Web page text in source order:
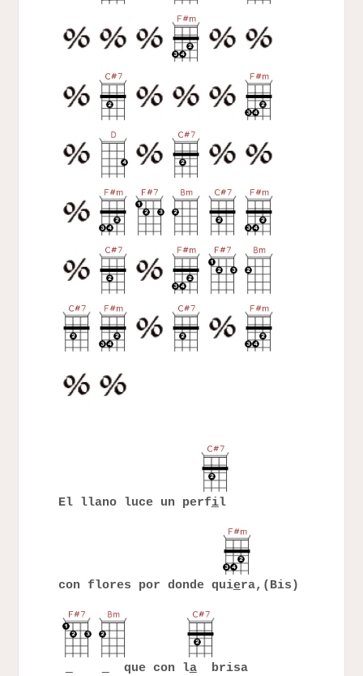
El llano luce un perfil
con flores por donde quiera,(Bis)
que con labrisa